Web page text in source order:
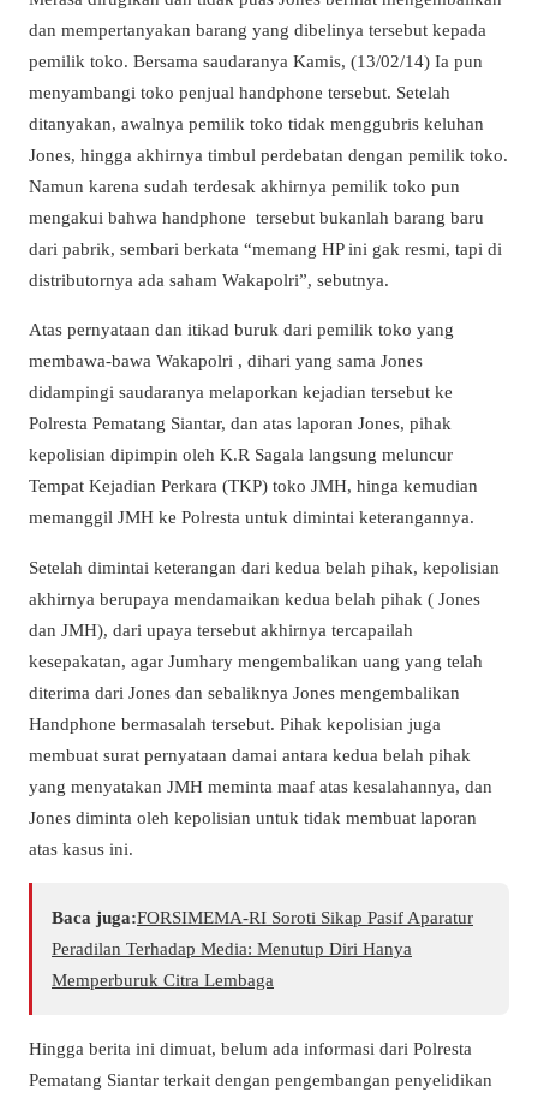
dan mempertanyakan barang yang dibelinya tersebut kepada
pemilik toko. Bersama saudaranya Kamis, (13/02/14) Ia pun
menyambangi toko penjual handphone tersebut. Setelah
ditanyakan, awalnya pemilik toko tidak menggubris keluhan
Jones, hingga akhirnya timbul perdebatan dengan pemilik toko.
Namun karena sudah terdesak akhirnya pemilik toko pun
mengakui bahwa handphone tersebut bukanlah barang baru
dari pabrik, sembari berkata “memang HP ini gak resmi, tapi di
distributornya ada saham Wakapolri”, sebutnya.
Atas pernyataan dan itikad buruk dari pemilik toko yang
membawa-bawa Wakapolri , dihari yang sama Jones
didampingi saudaranya melaporkan kejadian tersebut ke
Polresta Pematang Siantar, dan atas laporan Jones, pihak
kepolisian dipimpin oleh K.R Sagala langsung meluncur
Tempat Kejadian Perkara (TKP) toko JMH, hinga kemudian
memanggil JMH ke Polresta untuk dimintai keterangannya.
Setelah dimintai keterangan dari kedua belah pihak, kepolisian
akhirnya berupaya mendamaikan kedua belah pihak ( Jones
dan JMH), dari upaya tersebut akhirnya tercapailah
kesepakatan, agar Jumhary mengembalikan uang yang telah
diterima dari Jones dan sebaliknya Jones mengembalikan
Handphone bermasalah tersebut. Pihak kepolisian juga
membuat surat pernyataan damai antara kedua belah pihak
yang menyatakan JMH meminta maaf atas kesalahannya, dan
Jones diminta oleh kepolisian untuk tidak membuat laporan
atas kasus ini.
Baca juga:​FORSIMEMA-RI Soroti Sikap Pasif Aparatur
Peradilan Terhadap Media: Menutup Diri Hanya
Memperburuk Citra Lembaga
Hingga berita ini dimuat, belum ada informasi dari Polresta
Pematang Siantar terkait dengan pengembangan penyelidikan